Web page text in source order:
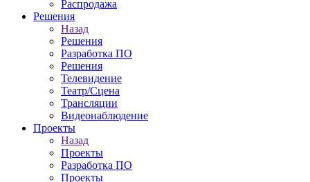
Распродажа
Решения
Назад
Решения
Разработка ПО
Решения
Телевидение
Театр/Сцена
Трансляции
Видеонаблюдение
Проекты
Назад
Проекты
Разработка ПО
Проекты